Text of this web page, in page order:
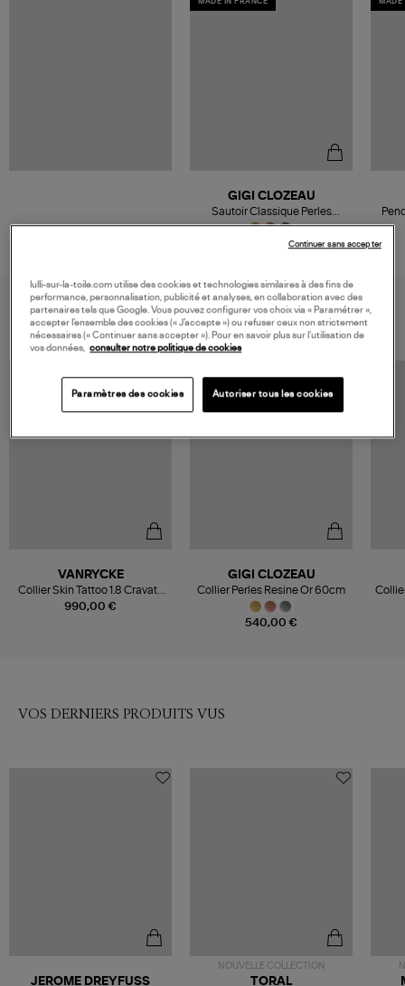
760,00 €
GIGI CLOZEAU
Sautoir Classique Perles
Résine Or, 86 cm
VOUS AIMEREZ AUSSI
990,00 €
VANRYCKE
Collier Skin Tattoo 1.8 Cravate
Or Rose 42 cm
540,00 €
GIGI CLOZEAU
Collier Perles Resine Or 60cm
VOS DERNIERS PRODUITS VUS
JEROME DREYFUSS
NOUVELLE COLLECTION
TORAL
lulli-sur-la-toile.com utilise des cookies et technologies similaires à des fins de
performance, personnalisation, publicité et analyses, en collaboration avec des
partenaires tels que Google. Vous pouvez configurer vos choix via « Paramétrer »,
accepter l’ensemble des cookies (« J’accepte ») ou refuser ceux non strictement
nécessaires (« Continuer sans accepter »). Pour en savoir plus sur l’utilisation de
vos données, consulter notre politique de cookies
Paramètres des cookies Autoriser tous les cookies
Continuer sans accepter